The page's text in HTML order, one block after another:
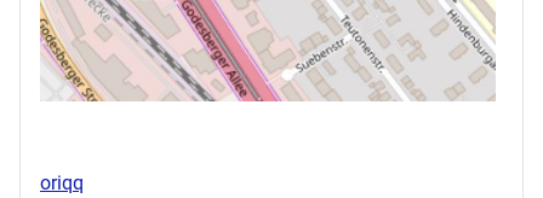
oriqq